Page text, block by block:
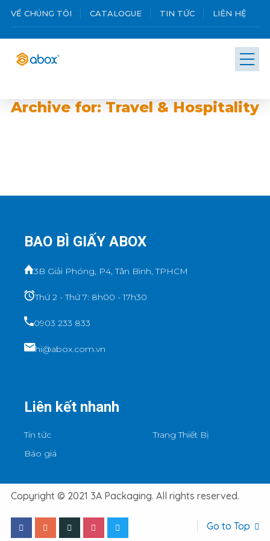
VỀ CHÚNG TÔI CATALOGUE TIN TỨC LIÊN HỆ
Archive for: Travel & Hospitality
BAO BÌ GIẤY ABOX
3B Giải Phóng, P4, Tân Bình, TPHCM
Thứ 2 - Thứ 7: 8h00 - 17h30
0903 233 833
hi@abox.com.vn
Liên kết nhanh
Tin tức
Trang Thiết Bị
Báo giá
Copyright © 2021 3A Packaging. All rights reserved.
Go to Top